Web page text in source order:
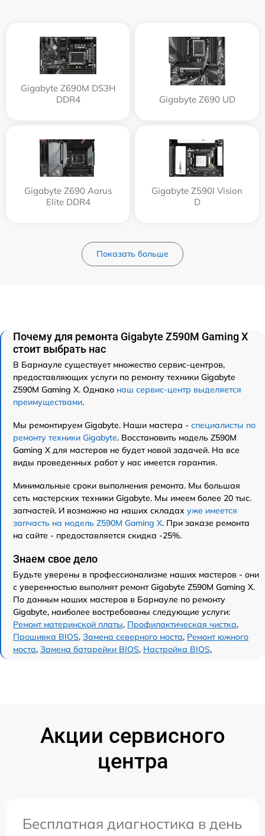
Gigabyte Z690M DS3H
DDR4
Gigabyte Z690 UD
Gigabyte Z690 Aorus
Elite DDR4
Gigabyte Z590I Vision
D
Показать больше
Почему для ремонта Gigabyte Z590M Gaming X
стоит выбрать нас
В Барнауле существует множество сервис-центров,
предоставляющих услуги по ремонту техники Gigabyte
Z590M Gaming X. Однако наш сервис-центр выделяется
преимуществами.
Мы ремонтируем Gigabyte. Наши мастера - специалисты по
ремонту техники Gigabyte. Восстановить модель Z590M
Gaming X для мастеров не будет новой задачей. На все
виды проведенных работ у нас имеется гарантия.
Минимальные сроки выполнения ремонта. Мы большая
сеть мастерских техники Gigabyte. Мы имеем более 20 тыс.
запчастей. И возможно на наших складах уже имеется
запчасть на модель Z590M Gaming X. При заказе ремонта
на сайте - предоставляется скидка -25%.
Знаем свое дело
Будьте уверены в профессионализме наших мастеров - они
с уверенностью выполнят ремонт Gigabyte Z590M Gaming X.
По данным наших мастеров в Барнауле по ремонту
Gigabyte, наиболее востребованы следующие услуги:
Ремонт материнской платы, Профилактическая чистка,
Прошивка BIOS, Замена северного моста, Ремонт южного
моста, Замена батарейки BIOS, Настройка BIOS,
Акции сервисного
центра
Бесплатная диагностика в день